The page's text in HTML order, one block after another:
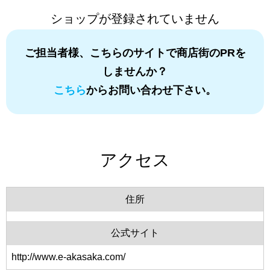
ショップが登録されていません
ご担当者様、こちらのサイトで商店街のPRを
しませんか？
こちらからお問い合わせ下さい。
アクセス
住所
公式サイト
http://www.e-akasaka.com/